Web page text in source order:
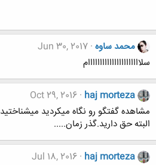
محمد ساوه Jun 30, 2017
سلاااااااااااااااااااااام
haj morteza
Oct 29, 2016
مشاهده گفتگو رو نگاه میکردید میشناختید
البته حق دارید.گذر زمان.....
haj morteza
Jul 18, 2016